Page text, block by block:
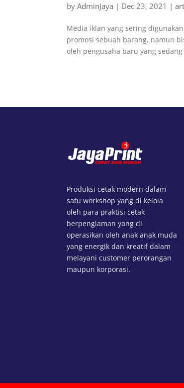
byAdminJaya | Dec 23, 2021 |
Media iklan yang sering
promosi sebuah barang, namun
oleh pengusaha baru yang
Produksi cetak modern dalam
satu workshop yang di kelola
oleh para praktisi cetak
berpenglaman yang di
operasikan oleh anak anak muda
yang energik dan kreatif dalam
melayani customer perorangan
maupun korporasi.